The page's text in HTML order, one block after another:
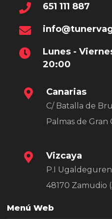
651 111 887
Lunes -
20:00
Canarias
C/ Batalla de
Palmas de Gran
Vizcaya
P.I Ugaldeguren
48170 Zamudio
Menú Web